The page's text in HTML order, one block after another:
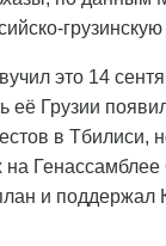
это 14
её Грузии
в
на
и поддержал